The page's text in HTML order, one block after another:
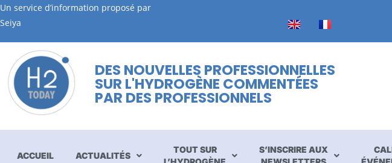
Un service d’information proposé par
Seiya
DES NOUVELLES PROFESSIONNELLES
SUR L'HYDROGÈNE COMMENTÉES
PAR DES PROFESSIONNELS
ACCUEIL ACTUALITÉS
TOUT SUR
S’INSCRIRE AUX